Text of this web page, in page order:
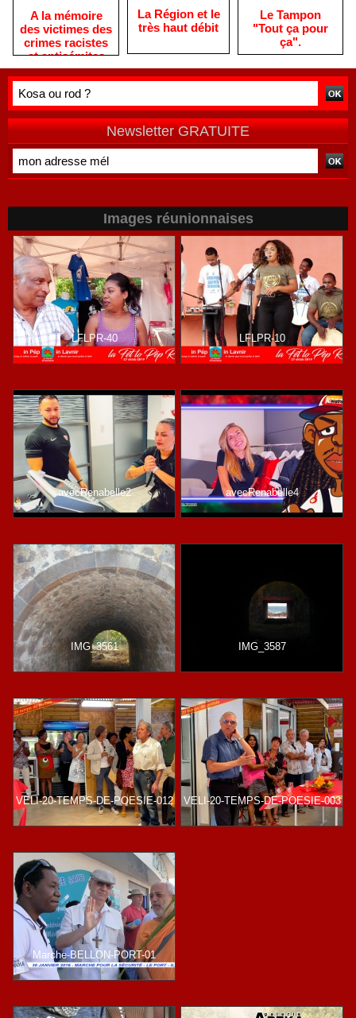
A la mémoire
des victimes des
crimes racistes
et antisémites
La Région et le
très haut débit
Le Tampon
"Tout ça pour
ça".
Newsletter GRATUITE
Images réunionnaises
LFLPR-40 LFLPR-10
avecRenabelle2 avecRenabelle4
IMG_3561 IMG_3587
VELI-20-TEMPS-DE-POESIE-012 VELI-20-TEMPS-DE-POESIE-003
Marche-BELLON-PORT-01